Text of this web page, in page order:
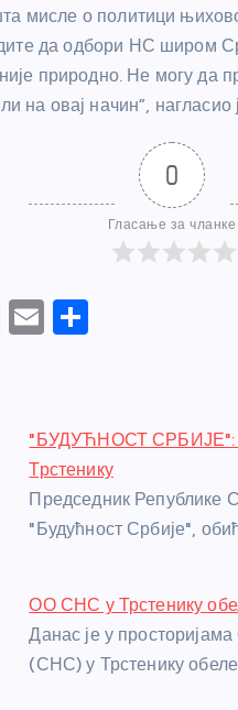
мисле о политици
да одбори НС широм
природно. Не могу да
на овај начин”, нагласио
0
Гласање за чланке
Pi
st
E
e
"БУДУЋНОСТ СРБИЈЕ":
Трстенику
Председник Републике
"Будућност Србије",
ОО СНС у Трстенику
Данас је у
(СНС) у Трстенику